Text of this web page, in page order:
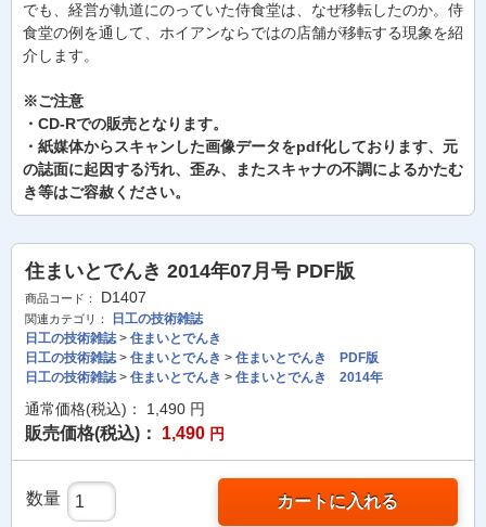
でも、経営が軌道にのっていた侍食堂は、なぜ移転したのか。侍
食堂の例を通して、ホイアンならではの店舗が移転する現象を紹
介します。
※ご注意
・CD-Rでの販売となります。
・紙媒体からスキャンした画像データをpdf化しております、元
の誌面に起因する汚れ、歪み、またスキャナの不調によるかたむ
き等はご容赦ください。
住まいとでんき 2014年07月号 PDF版
商品コード： D1407
関連カテゴリ：
日工の技術雑誌
日工の技術雑誌> 住まいとでんき
日工の技術雑誌> 住まいとでんき > 住まいとでんき PDF版
日工の技術雑誌> 住まいとでんき > 住まいとでんき 2014年
通常価格(税込)： 1,490 円
販売価格(税込)： 1,490 円
数量 カートに入れる